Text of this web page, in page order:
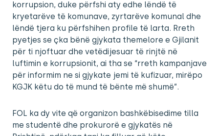
korrupsion, duke përfshi aty edhe lëndë të
kryetarëve të komunave, zyrtarëve komunal dhe
lëndë tjera ku përfshihen profile të larta. Rreth
pyetjes se çka bënë gjykata themelore e Gjilanit
për ti njoftuar dhe vetëdijesuar të rinjtë në
luftimin e korrupsionit, ai tha se “rreth kampanjave
për informim ne si gjykate jemi të kufizuar, mirëpo
KGJK këtu do të mund të bënte më shumë”.
FOL ka dy vite që organizon bashkëbisedime tilla
me studentë dhe prokurorë e gjykatës në